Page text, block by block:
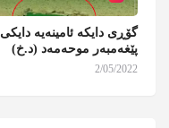
گۆڕی دایکە ئامینەیە دایکی
پێغەمبەر موحەمەد (د.خ)
2/05/2022